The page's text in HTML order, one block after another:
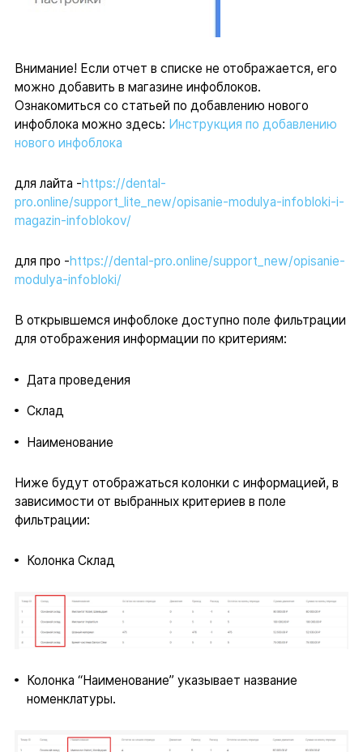
Внимание! Если отчет в списке не отображается, его
можно добавить в магазине инфоблоков.
Ознакомиться со статьей по добавлению нового
инфоблока можно здесь: Инструкция по добавлению
нового инфоблока
для лайта -https://dental-
pro.online/support_lite_new/opisanie-modulya-infobloki-i-
magazin-infoblokov/
для про -https://dental-pro.online/support_new/opisanie-
modulya-infobloki/
В открывшемся инфоблоке доступно поле фильтрации
для отображения информации по критериям:
Дата проведения
Склад
Наименование
Ниже будут отображаться колонки с информацией, в
зависимости от выбранных критериев в поле
фильтрации:
Колонка Склад
Колонка “Наименование” указывает название
номенклатуры.